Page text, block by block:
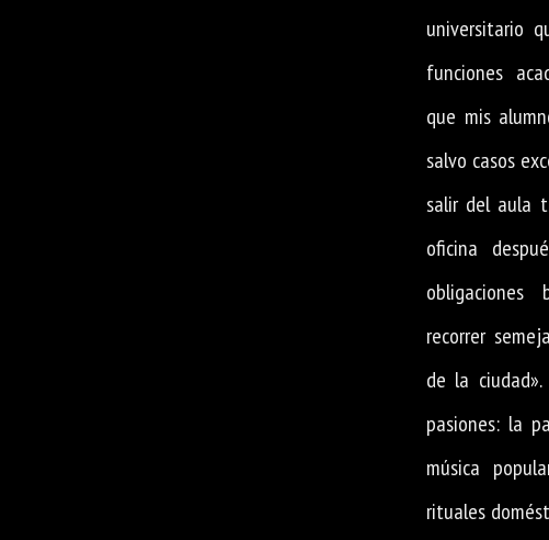
universitario
funciones
que mis
salvo casos
salir del aula
oficina
obligaciones
recorrer
de la
pasiones: la
música
rituales